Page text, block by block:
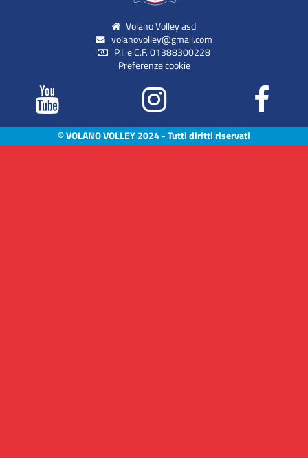
Volano Volley asd
volanovolley@gmail.com
P.I. e C.F. 01388300228
Preferenze cookie
© VOLANO VOLLEY 2024 - Tutti diritti riservati